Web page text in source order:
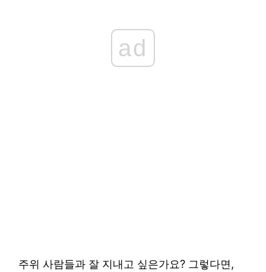
ad
주위 사람들과 잘 지내고 싶은가요? 그렇다면,